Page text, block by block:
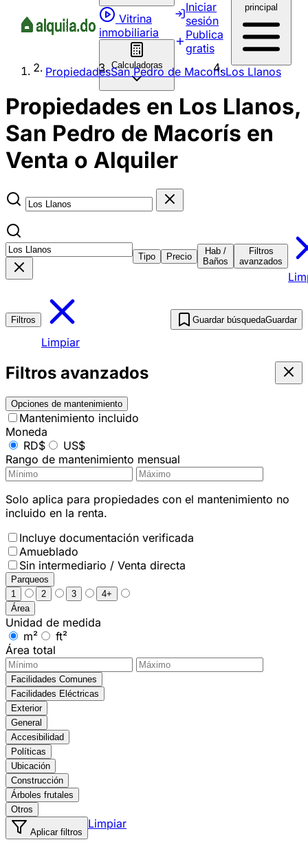
Vitrina
inmobiliaria
Calculadoras
Iniciar
sesión
Publica
gratis
principal
PropiedadesSan Pedro de MacorísLos Llanos
Propiedades en Los Llanos,
San Pedro de Macorís en
Venta o Alquiler
Tipo Precio
Hab /
Baños
Filtros
avanzados
Filtros
Limpiar
Guardar búsquedaGuardar
Filtros avanzados
Opciones de mantenimiento
Mantenimiento incluido
Moneda
RD$
US$
Rango de mantenimiento mensual
Solo aplica para propiedades con el mantenimiento no
incluido en la renta.
Incluye documentación verificada
Amueblado
Sin intermediario / Venta directa
Parqueos
1
2 3
4+
Área
Unidad de medida
m²
ft²
Área total
Facilidades Comunes
Facilidades Eléctricas
Exterior
General
Accesibilidad
Políticas
Ubicación
Construcción
Árboles frutales
Otros
Aplicar filtros
Limpiar